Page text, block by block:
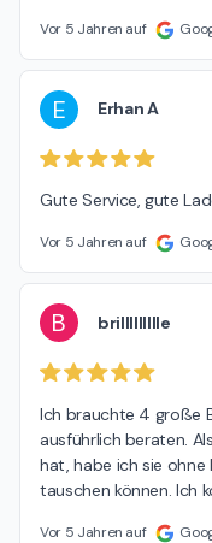
Vor 5 Jahren auf
E Erhan A
Gute Service, gute
Vor 5 Jahren auf
B brillllllllle
Ich brauchte 4 große
ausführlich beraten.
hat, habe ich sie ohne
tauschen können. Ich
Vor 5 Jahren auf